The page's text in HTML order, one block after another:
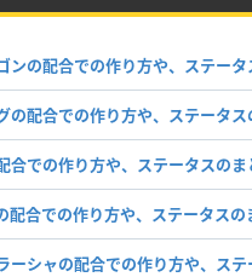
ンの配合での作り方や、ステータ
の配合での作り方や、ステータス
合での作り方や、ステータスのま
配合での作り方や、ステータスの
ーシャの配合での作り方や、ス